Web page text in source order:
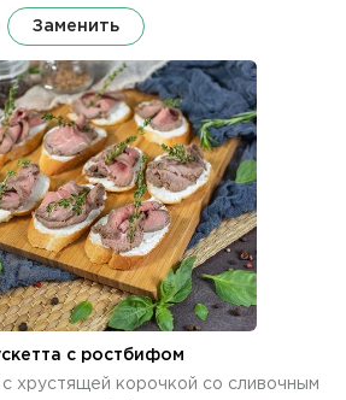
Заменить
с ростбифом
хрустящей корочкой со сливочным